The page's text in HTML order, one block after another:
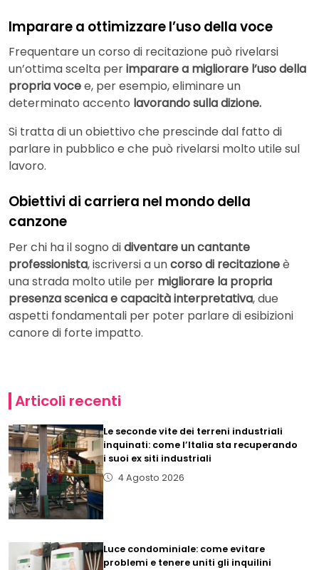
Imparare a ottimizzare l’uso della voce
Frequentare un corso di recitazione può rivelarsi
un’ottima scelta perimparare a migliorare l’uso della
propria vocee, per esempio, eliminare un
determinato accento lavorando sulla dizione.
Si tratta di un obiettivo che prescinde dal fatto di
parlare in pubblico e che può rivelarsi molto utile sul
lavoro.
Obiettivi di carriera nel mondo della
canzone
Per chi ha il sogno didiventare un cantante
professionista, iscriversi a uncorso di recitazioneè
una strada molto utile per migliorare la propria
presenza scenica e capacità interpretativa, due
aspetti fondamentali per poter parlare di esibizioni
canore di forte impatto.
Articoli recenti
Le seconde vite dei terreni industriali
inquinati: come l’Italia sta recuperando
i suoi ex siti industriali
4 Agosto 2026
Luce condominiale: come evitare
problemi e tenere uniti gli inquilini